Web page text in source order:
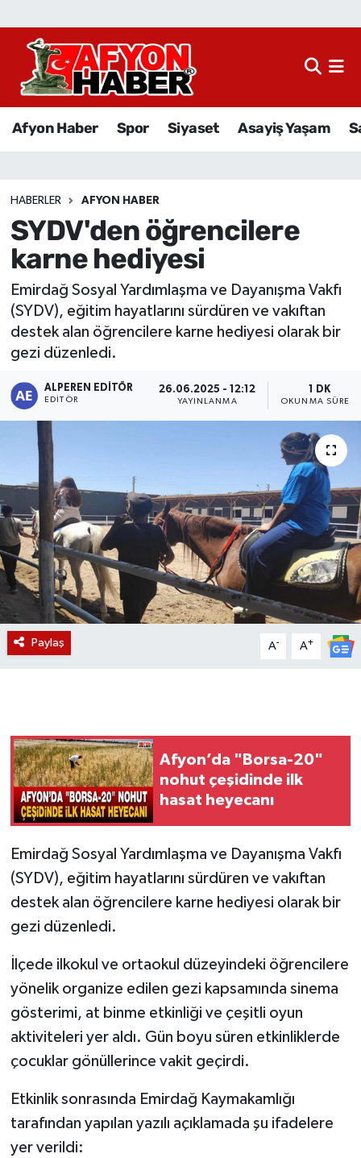
Afyon Haber Spor Siyaset Asayiş Yaşam
HABERLER AFYON HABER
SYDV'den öğrencilere
karne hediyesi
Emirdağ Sosyal Yardımlaşma ve Dayanışma Vakfı
(SYDV), eğitim hayatlarını sürdüren ve vakıftan
destek alan öğrencilere karne hediyesi olarak bir
gezi düzenledi.
ALPEREN EDITÖR
EDITÖR
26.06.2025 - 12:12
YAYINLANMA
1 DK
OKUNMA SÜRESI
Paylaş A- A+
Afyon’da "Borsa-20"
nohut çeşidinde ilk
hasat heyecanı
Emirdağ Sosyal Yardımlaşma ve Dayanışma Vakfı
(SYDV), eğitim hayatlarını sürdüren ve vakıftan
destek alan öğrencilere karne hediyesi olarak bir
gezi düzenledi.
İlçede ilkokul ve ortaokul düzeyindeki öğrencilere
yönelik organize edilen gezi kapsamında sinema
gösterimi, at binme etkinliği ve çeşitli oyun
aktiviteleri yer aldı. Gün boyu süren etkinliklerde
çocuklar gönüllerince vakit geçirdi.
Etkinlik sonrasında Emirdağ Kaymakamlığı
tarafından yapılan yazılı açıklamada şu ifadelere
yer verildi:
Afyon Haber
Sağlık
Eğitim
Sivil Toplum
Ekonomi
Magazin
Etkinlikler